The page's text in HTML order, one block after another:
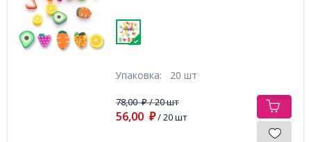
Упаковка: 20 шт
78,00₽/ 20 шт
56,00 ₽/ 20 шт